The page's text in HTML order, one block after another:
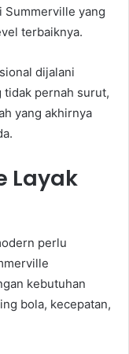
Summerville yang
terbaiknya.
dijalani
tidak pernah surut,
yang akhirnya
Layak
perlu
kebutuhan
bola, kecepatan,